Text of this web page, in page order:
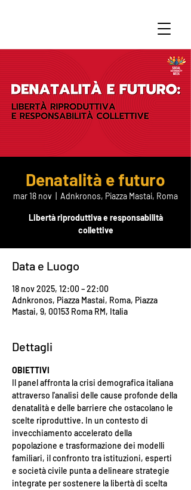
Denatalità e futuro
mar 18 nov Adnkronos, Piazza Mastai, Roma
Libertà riproduttiva e responsabilità
collettive
Data e Luogo
18 nov 2025, 12:00 – 22:00
Adnkronos, Piazza Mastai, Roma, Piazza
Mastai, 9, 00153 Roma RM, Italia
Dettagli
OBIETTIVI
Il panel affronta la crisi demografica italiana
attraverso l'analisi delle cause profonde della
denatalità e delle barriere che ostacolano le
scelte riproduttive. In un contesto di
invecchiamento accelerato della
popolazione e trasformazione dei modelli
familiari, il confronto tra istituzioni, esperti
e società civile punta a delineare strategie
integrate per sostenere la libertà di scelta